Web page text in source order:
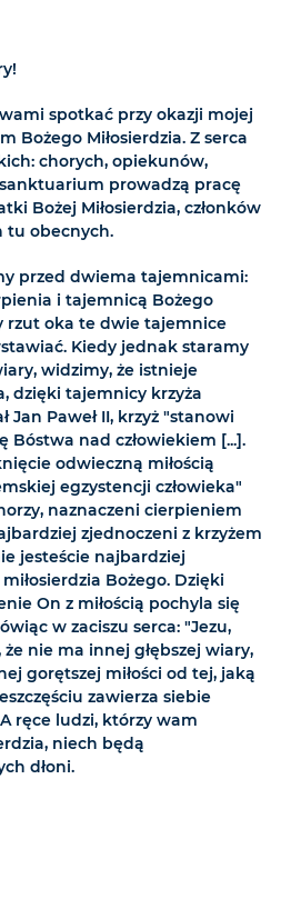
spotkać przy okazji mojej
Bożego Miłosierdzia. Z serca
chorych, opiekunów,
prowadzą pracę
Bożej Miłosierdzia, członków
tu obecnych.
przed dwiema tajemnicami:
i tajemnicą Bożego
rzut oka te dwie tajemnice
Kiedy jednak staramy
widzimy, że istnieje
dzięki tajemnicy krzyża
Jan Paweł II, krzyż "stanowi
Bóstwa nad człowiekiem [...].
odwieczną miłością
egzystencji człowieka"
naznaczeni cierpieniem
zjednoczeni z krzyżem
jesteście najbardziej
Bożego. Dzięki
On z miłością pochyla się
w zaciszu serca: "Jezu,
nie ma innej głębszej wiary,
gorętszej miłości od tej, jaką
zawierza siebie
ręce ludzi, którzy wam
niech będą
dłoni.